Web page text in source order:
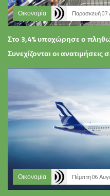
Οικονομία Παρασκευή 07
Στο 3,4% υποχώρησε ο
Συνεχίζονται οι
Οικονομία Πέμπτη 06